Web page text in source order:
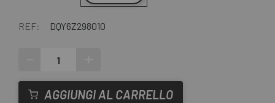
REF: DQY6Z298010
AGGIUNGI AL CARRELLO